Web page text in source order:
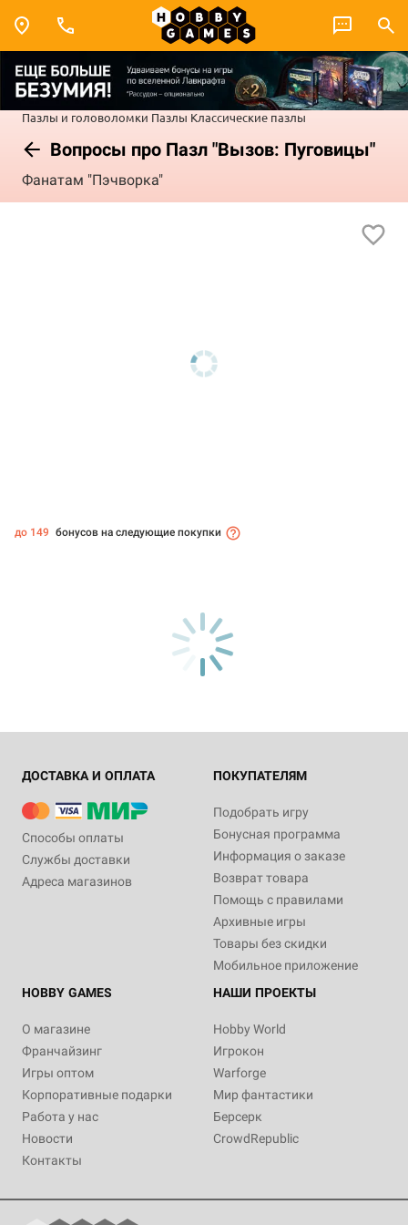
Пазлы и головоломки Пазлы Классические пазлы
Вопросы про Пазл "Вызов: Пуговицы"
Фанатам "Пэчворка"
до 149 бонусов на следующие покупки
ДОСТАВКА И ОПЛАТА
Способы оплаты
Службы доставки
Адреса магазинов
ПОКУПАТЕЛЯМ
Подобрать игру
Бонусная программа
Информация о заказе
Возврат товара
Помощь с правилами
Архивные игры
Товары без скидки
Мобильное приложение
HOBBY GAMES
О магазине
Франчайзинг
Игры оптом
Корпоративные подарки
Работа у нас
Новости
Контакты
НАШИ ПРОЕКТЫ
Hobby World
Игрокон
Warforge
Мир фантастики
Берсерк
CrowdRepublic